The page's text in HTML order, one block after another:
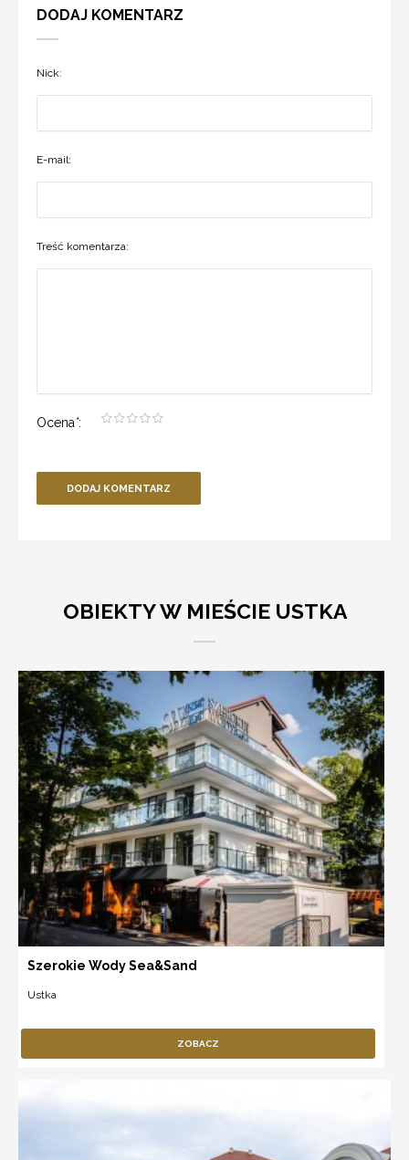
DODAJ KOMENTARZ
Nick:
E-mail:
Treść komentarza:
Ocena*:
DODAJ KOMENTARZ
OBIEKTY W MIEŚCIE USTKA
Szerokie Wody Sea&Sand
Ustka
ZOBACZ